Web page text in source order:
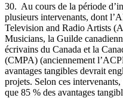
30. Au cours de la période
plusieurs intervenants, dont
Television and Radio Artists
Musicians, la Guilde
écrivains du Canada et la
(CMPA) (anciennement
avantages tangibles devrait
projets. Selon ces
que 85 % des avantages